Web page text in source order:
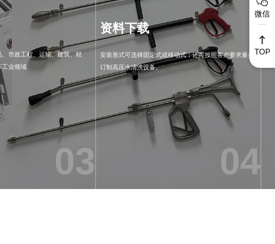
市政工程、运输、建筑、轻
工业领域
03
资料下载
安装形式可选择固定式或移动式；还可按照客户要求量身
订制高压水清洗设备。
04
微信
TOP